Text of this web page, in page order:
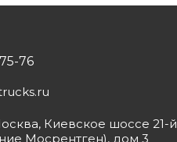
76
Киевское шоссе 21-й
Мосрентген), дом 3